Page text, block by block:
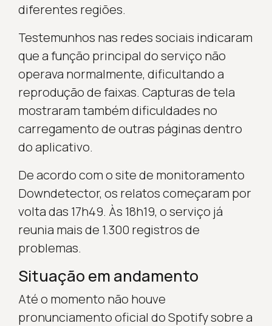
diferentes regiões.
Testemunhos nas redes sociais indicaram
que a função principal do serviço não
operava normalmente, dificultando a
reprodução de faixas. Capturas de tela
mostraram também dificuldades no
carregamento de outras páginas dentro
do aplicativo.
De acordo com o site de monitoramento
Downdetector, os relatos começaram por
volta das 17h49. Às 18h19, o serviço já
reunia mais de 1.300 registros de
problemas.
Situação em andamento
Até o momento não houve
pronunciamento oficial do Spotify sobre a